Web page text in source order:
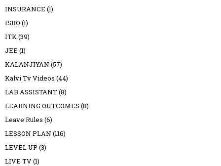
INSURANCE (1)
ISRO (1)
ITK(39)
JEE (1)
KALANJIYAN (57)
Kalvi Tv Videos (44)
LAB ASSISTANT(8)
LEARNING OUTCOMES (8)
Leave Rules (6)
LESSON PLAN (116)
LEVEL UP (3)
LIVE TV(1)